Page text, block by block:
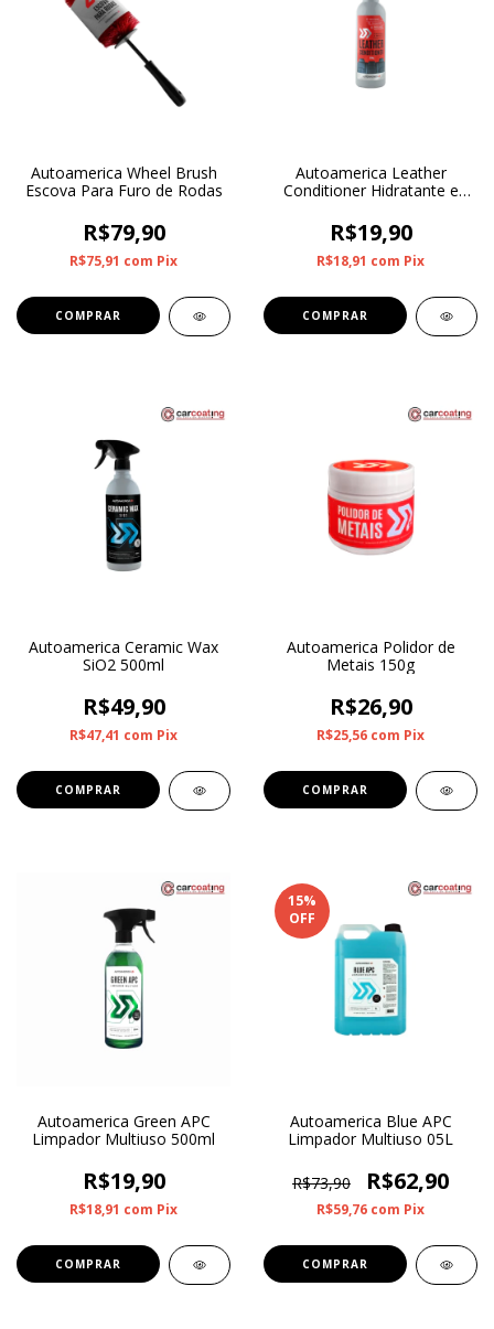
Autoamerica Wheel Brush
Escova Para Furo de Rodas
R$79,90
R$75,91 com Pix
Autoamerica Leather
Conditioner Hidratante e
R$19,90
R$18,91 com Pix
Autoamerica Ceramic Wax
SiO2 500ml
R$49,90
R$47,41 com Pix
Autoamerica Polidor de
Metais 150g
R$26,90
R$25,56 com Pix
Autoamerica Green APC
Limpador Multiuso 500ml
R$19,90
R$18,91 com Pix
15%
OFF
Autoamerica Blue APC
Limpador Multiuso 05L
R$73,90 R$62,90
R$59,76 com Pix